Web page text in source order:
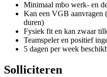
Minimaal mbo werk- en
Kan een VGB aanvragen
duren)
Fysiek fit en kan zwaar
Teamspeler en positief
5 dagen per week
Solliciteren